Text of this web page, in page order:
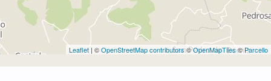
Leaflet | ©OpenStreetMap contributors©OpenMapTiles©Parcello